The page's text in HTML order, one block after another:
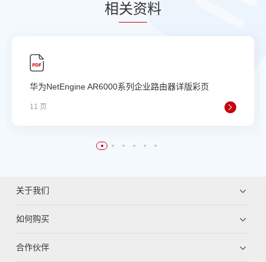
相关资料
华为NetEngine AR6000系列企业路由器详版彩页
11 页
关于我们
如何购买
合作伙伴